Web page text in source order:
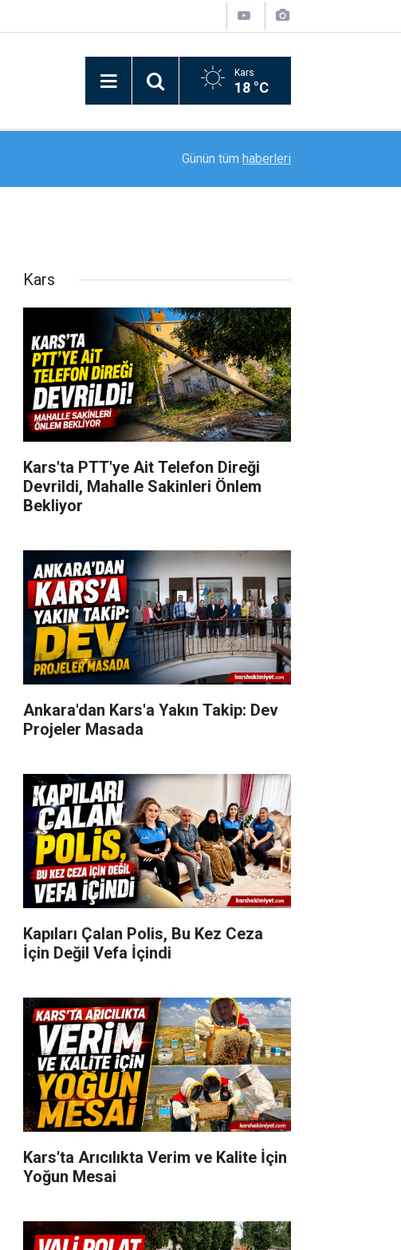
Kars
18 °C
Dere yatağında oluşan gölet Ertuğrul’un mezar
Günün tüm haberleri
Kars
Kars'ta PTT'ye Ait Telefon Direği
Devrildi, Mahalle Sakinleri Önlem
Bekliyor
Ankara'dan Kars'a Yakın Takip: Dev
Projeler Masada
Kapıları Çalan Polis, Bu Kez Ceza
İçin Değil Vefa İçindi
Kars'ta Arıcılıkta Verim ve Kalite İçin
Yoğun Mesai